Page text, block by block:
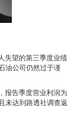
失望的第三季度业绩
油公司仍然过于谨
报告季度营业利润为
未达到路透社调查返